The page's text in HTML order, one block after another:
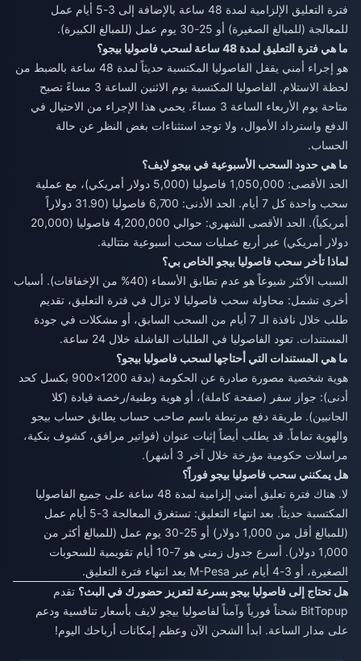
فترة التعليق الإلزامية لمدة 48 ساعة بالإضافة إلى 3-5 أيام عمل
للمعالجة (للمبالغ الصغيرة) أو 25-30 يوم عمل (للمبالغ الكبيرة).
ما هي فترة التعليق لمدة 48 ساعة لسحب فاصوليا بيجو؟
هو إجراء أمني يقفل الفاصوليا المكتسبة حديثاً لمدة 48 ساعة بالضبط من
لحظة الاستلام. الفاصوليا المكتسبة يوم الاثنين الساعة 3 مساءً تصبح
متاحة يوم الأربعاء الساعة 3 مساءً. يحمي هذا الإجراء من الاحتيال في
الدفع واسترداد الأموال، ولا توجد استثناءات بغض النظر عن حالة
الحساب.
ما هي حدود السحب الأسبوعية في بيجو لايف؟
الحد الأقصى: 1,050,000 فاصوليا (5,000 دولار أمريكي)، مع عملية
سحب واحدة كل 7 أيام. الحد الأدنى: 6,700 فاصوليا (31.90 دولاراً
أمريكياً). الحد الأقصى الشهري: حوالي 4,200,000 فاصوليا (20,000
دولار أمريكي) عبر أربع عمليات سحب أسبوعية متتالية.
لماذا تأخر سحب فاصوليا بيجو الخاص بي؟
السبب الأكثر شيوعاً هو عدم تطابق الأسماء (40% من الإخفاقات). أسباب
أخرى تشمل: محاولة سحب فاصوليا لا تزال في فترة التعليق، تقديم
طلب خلال نافذة الـ 7 أيام من السحب السابق، أو مشكلات في جودة
المستندات. تعود الفاصوليا في الطلبات الفاشلة خلال 24 ساعة.
ما هي المستندات التي أحتاجها لسحب فاصوليا بيجو؟
هوية شخصية مصورة صادرة عن الحكومة (بدقة 1200×900 بكسل كحد
أدنى): جواز سفر (صفحة كاملة)، أو هوية وطنية/رخصة قيادة (كلا
الجانبين). طريقة دفع مرتبطة باسم صاحب حساب يطابق حساب بيجو
والهوية تماماً. قد يطلب أيضاً إثبات عنوان (فواتير مرافق، كشوف بنكية،
مراسلات حكومية مؤرخة خلال آخر 3 أشهر).
هل يمكنني سحب فاصوليا بيجو فوراً؟
لا. هناك فترة تعليق أمني إلزامية لمدة 48 ساعة على جميع الفاصوليا
المكتسبة حديثاً. بعد انتهاء التعليق: تستغرق المعالجة 3-5 أيام عمل
(للمبالغ أقل من 1,000 دولار) أو 25-30 يوم عمل (للمبالغ أكثر من
1,000 دولار). أسرع جدول زمني هو 7-10 أيام تقويمية للسحوبات
الصغيرة، أو 3-4 أيام عبر M-Pesa بعد انتهاء فترة التعليق.
هل تحتاج إلى فاصوليا بيجو بسرعة لتعزيز حضورك في البث؟ تقدم
BitTopup شحناً فورياً وآمناً لفاصوليا بيجو لايف بأسعار تنافسية ودعم
على مدار الساعة. ابدأ الشحن الآن وعظم إمكانات أرباحك اليوم!